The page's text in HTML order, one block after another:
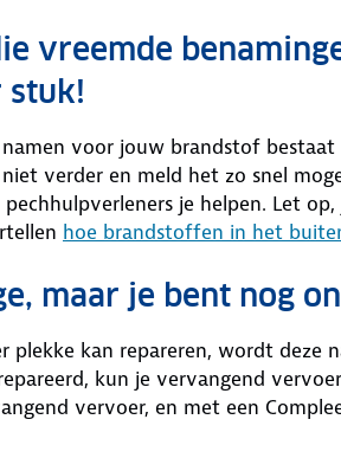
vreemde
stuk!
voor jouw brandstof
verder en meld het zo snel
je helpen. Let
hoe brandstoffen in het
maar je bent nog
kan repareren, wordt deze
kun je vervangend
vervoer, en met een